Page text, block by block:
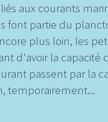
aux courants
font partie du
plus loin, les
d'avoir la capacité
passent par la
temporairement...